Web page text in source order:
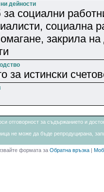
дейности
за социални
социална
закрила
за истински
отговорност за съдържанието и
не може да бъде репродуцирана,
формата за Обратна връзка |